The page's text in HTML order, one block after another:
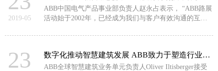
2019-05
ABB中国电气产品事业部负责人赵永占表示， “ABB路展
活动始于2002年，已经成为我们与客户有效沟通的互动
23 数字化推动智慧建筑发展 ABB致力于塑造行业未来
ABB全球智慧建筑业务单元负责人Oliver Iltisberger接受